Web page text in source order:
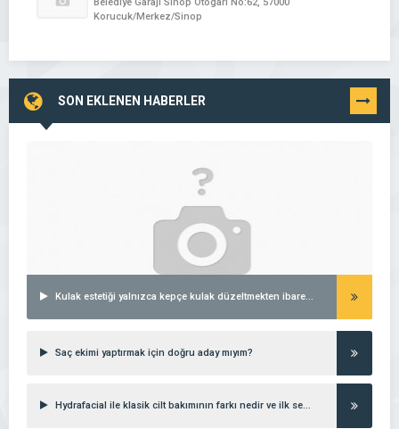
Korucuk/Merkez/Sinop
SON EKLENEN HABERLER TÜMÜNÜ
GÖR
Kulak estetiği yalnızca kepçe kulak düzeltmekten ibaret midir?
Saç ekimi yaptırmak için doğru aday mıyım?
Hydrafacial ile klasik cilt bakımının farkı nedir ve ilk seanstan ne beklemeliyim?